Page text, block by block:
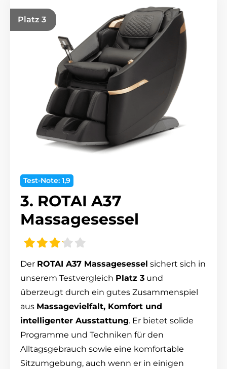
Platz 3
Test-Note: 1,9
3. ROTAI A37
Massagesessel
Der ROTAI A37 Massagesessel sichert sich in
unserem Testvergleich Platz 3 und
überzeugt durch ein gutes Zusammenspiel
aus Massagevielfalt, Komfort und
intelligenter Ausstattung. Er bietet solide
Programme und Techniken für den
Alltagsgebrauch sowie eine komfortable
Sitzumgebung, auch wenn er in einigen